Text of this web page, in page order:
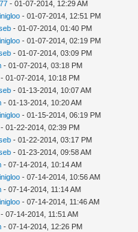
- 01-07-2014, 12:29 AM
- 01-07-2014, 12:51 PM
- 01-07-2014, 01:40 PM
- 01-07-2014, 02:19 PM
- 01-07-2014, 03:09 PM
- 01-07-2014, 03:18 PM
- 01-07-2014, 10:18 PM
- 01-13-2014, 10:07 AM
- 01-13-2014, 10:20 AM
- 01-15-2014, 06:19 PM
- 01-22-2014, 02:39 PM
- 01-22-2014, 03:17 PM
- 01-23-2014, 09:58 AM
- 07-14-2014, 10:14 AM
- 07-14-2014, 10:56 AM
- 07-14-2014, 11:14 AM
- 07-14-2014, 11:46 AM
- 07-14-2014, 11:51 AM
- 07-14-2014, 12:26 PM